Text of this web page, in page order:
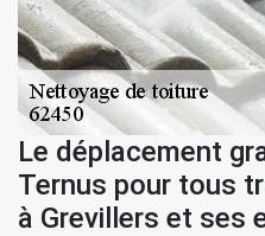
Le déplacement
Ternus pour tous
à Grevillers et ses